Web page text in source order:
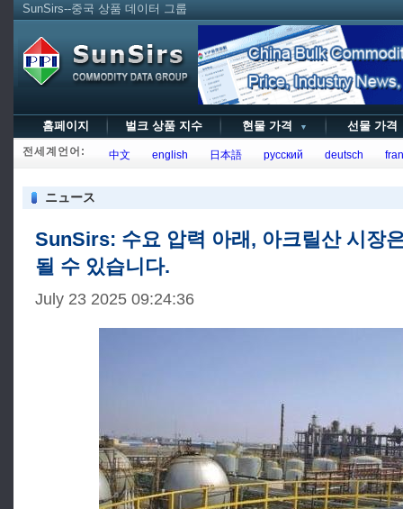
SunSirs--중국 상품 데이터 그룹
홈페이지 벌크 상품 지수 현물 가격 ▼ 선물 가
전세계언어: 中文 english 日本語 русский deutsch
ニュース
SunSirs: 수요 압력 아래, 아크릴산 시장
될 수 있습니다.
July 23 2025 09:24:36